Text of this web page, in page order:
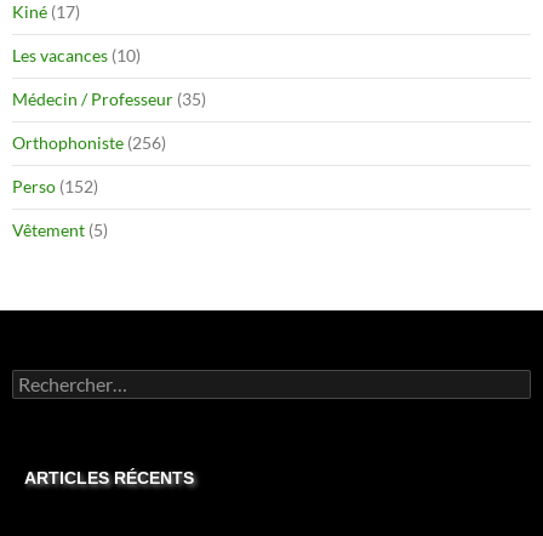
Kiné (17)
Les vacances (10)
Médecin / Professeur (35)
Orthophoniste (256)
Perso (152)
Vêtement (5)
Rechercher :
ARTICLES RÉCENTS